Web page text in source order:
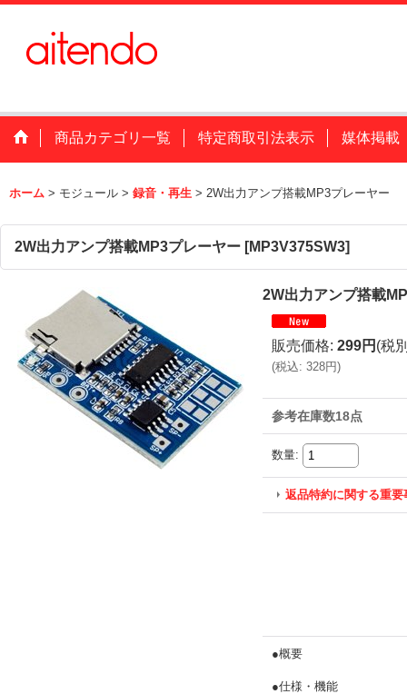
商品カテゴリ一覧 特定商取引法表示 媒体掲載
ホーム > モジュール > 録音・再生 > 2W出力アンプ搭載MP3プレーヤー
2W出力アンプ搭載MP3プレーヤー [MP3V375SW3]
2W出力アンプ搭載
販売価格: 299円 (税
(税込: 328円)
参考在庫数18点
数量:
返品特約に関する重要
●概要
●仕様・機能